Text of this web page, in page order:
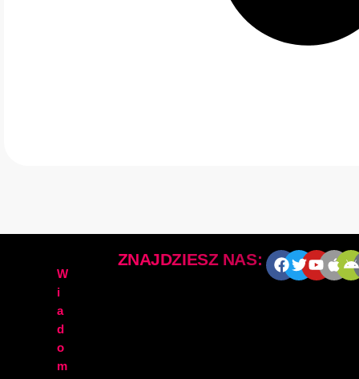
W
i
a
d
o
m
ZNAJDZIESZ NAS: